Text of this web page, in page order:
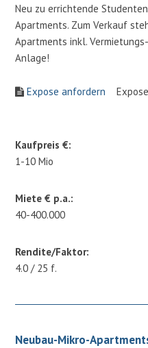
Neu zu errichtende
Apartments. Zum Verkauf
Apartments inkl.
Anlage!
Expose anfordern
Kaufpreis €:
1-10 Mio
Miete € p.a.:
40-400.000
Rendite/Faktor:
4.0 / 25 f.
Neubau-Mikro-